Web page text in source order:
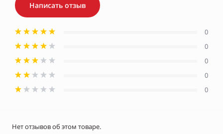
Написать отзыв
0
0
0
0
0
Нет отзывов об этом товаре.